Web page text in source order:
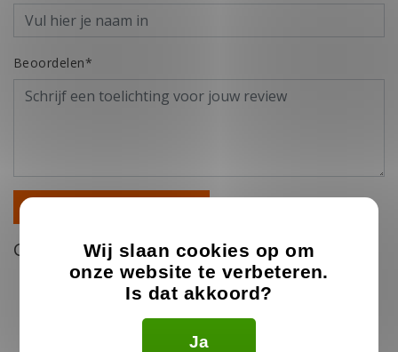
Beoordelen*
Gerelateerde producten
Wij slaan cookies op om
onze website te verbeteren.
Is dat akkoord?
Ja